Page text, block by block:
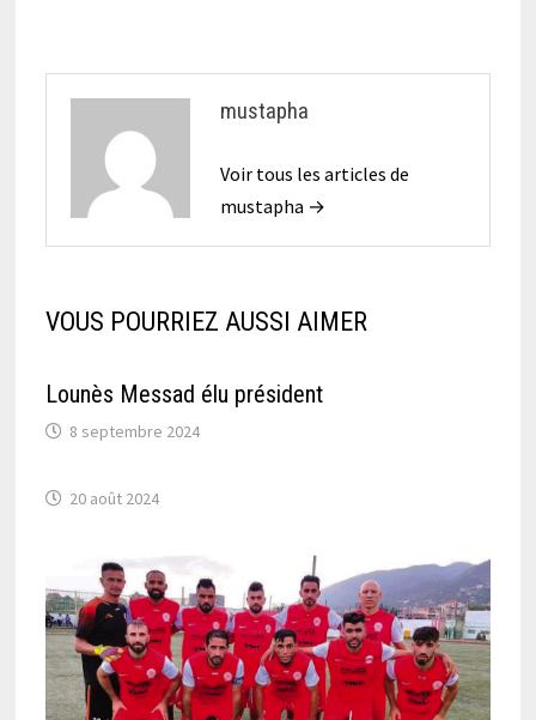
mustapha
Voir tous les articles de
mustapha →
VOUS POURRIEZ AUSSI AIMER
Lounès Messad élu président
8 septembre 2024
20 août 2024